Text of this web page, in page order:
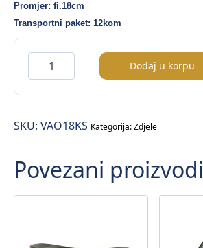
Promjer: fi.18cm
Transportni paket: 12kom
Vago
zdjela
fi.18cm
Dodaj u korpu
SKU: VAO18KS Kategorija:Zdjele
Povezani proizvodi